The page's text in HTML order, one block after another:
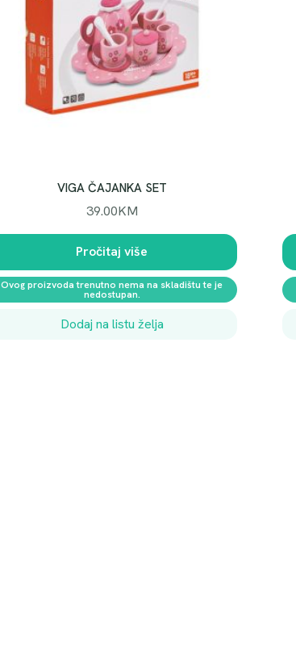
VIGA ČAJANKA SET
39.00KM
Pročitaj više
Ovog proizvoda trenutno nema na skladištu te je
nedostupan.
Dodaj na listu želja